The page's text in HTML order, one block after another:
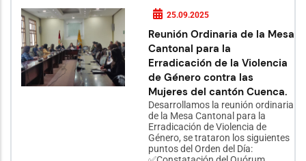
25.09.2025
Reunión Ordinaria de la Mesa
Cantonal para la
Erradicación de la Violencia
de Género contra las
Mujeres del cantón Cuenca.
Desarrollamos la reunión ordinaria
de la Mesa Cantonal para la
Erradicación de Violencia de
Género, se trataron los siguientes
puntos del Orden del Día: